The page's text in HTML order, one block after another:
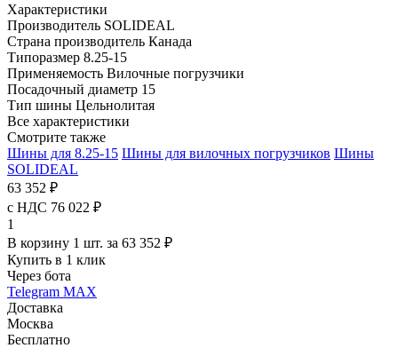
Характеристики
Производитель SOLIDEAL
Страна производитель Канада
Типоразмер 8.25-15
Применяемость Вилочные погрузчики
Посадочный диаметр 15
Тип шины Цельнолитая
Все характеристики
Смотрите также
Шины для 8.25-15 Шины для вилочных погрузчиков Шины
SOLIDEAL
63 352 ₽
с НДС 76 022 ₽
1
В корзину 1 шт. за 63 352 ₽
Купить в 1 клик
Через бота
Telegram MAX
Доставка
Москва
Бесплатно